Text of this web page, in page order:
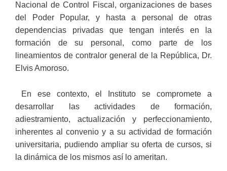
Nacional de Control Fiscal, organizaciones de bases
del Poder Popular, y hasta a personal de otras
dependencias privadas que tengan interés en la
formación de su personal, como parte de los
lineamientos de contralor general de la República, Dr.
Elvis Amoroso.
En ese contexto, el Instituto se compromete a
desarrollar las actividades de formación,
adiestramiento, actualización y perfeccionamiento,
inherentes al convenio y a su actividad de formación
universitaria, pudiendo ampliar su oferta de cursos, si
la dinámica de los mismos así lo ameritan.